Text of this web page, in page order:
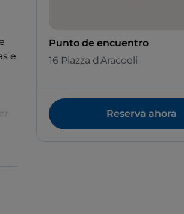
e
Punto de encuentro
16 Piazza d'Aracoeli
Reserva ahora